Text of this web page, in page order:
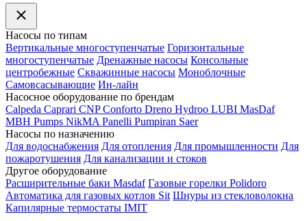
Насосы по типам
Вертикальные многоступенчатые Горизонтальные
многоступенчатые Дренажные насосы Консольные
центробежные Скважинные насосы Моноблочные
Самовсасывающие Ин-лайн
Насосное оборудование по брендам
Calpeda Caprari CNP Conforto Dreno Hydroo LUBI MasDaf
MBH Pumps NikMA Panelli Pumpiran Saer
Насосы по назначению
Для водоснабжения Для отопления Для промышленности Для
пожаротушения Для канализации и стоков
Другое оборудование
Расширительные баки Masdaf Газовые горелки Polidoro
Автоматика для газовых котлов Sit Шнуры из стекловолокна
Капилярные термостаты IMIT